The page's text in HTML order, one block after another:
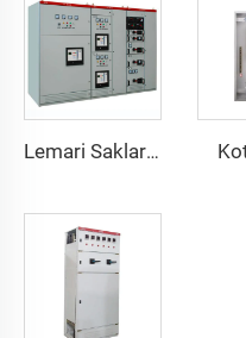
Lemari Saklar Tegangan Rendah Tarik GCS